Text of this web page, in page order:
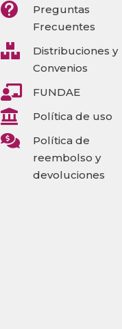

Preguntas
Frecuentes

Distribuciones y
Convenios
 FUNDAE
 Política de uso

Política de
reembolso y
devoluciones